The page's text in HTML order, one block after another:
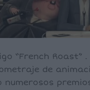
“French Roast”
de
numerosos